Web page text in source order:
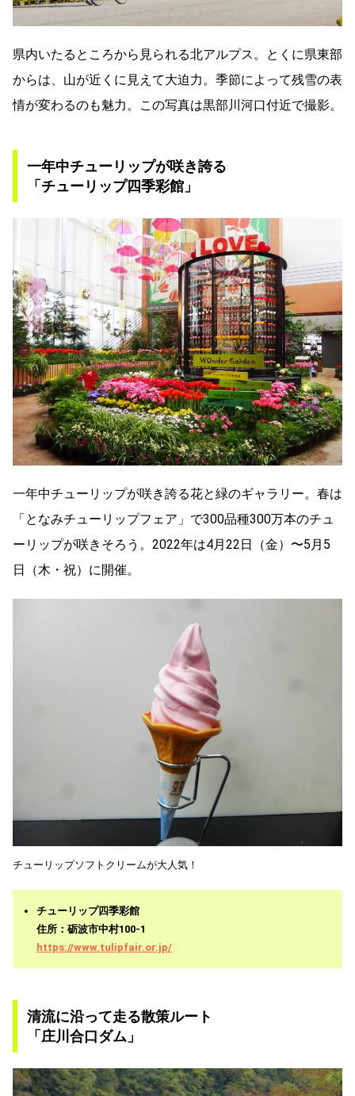
県内いたるところから見られる北アルプス。とくに県東部
からは、山が近くに見えて大迫力。季節によって残雪の表
情が変わるのも魅力。この写真は黒部川河口付近で撮影。
一年中チューリップが咲き誇る
「チューリップ四季彩館」
一年中チューリップが咲き誇る花と緑のギャラリー。春は
「となみチューリップフェア」で300品種300万本のチュ
ーリップが咲きそろう。2022年は4月22日（金）〜5月5
日（木・祝）に開催。
チューリップソフトクリームが大人気！
チューリップ四季彩館
住所：砺波市中村100-1
https://www.tulipfair.or.jp/
清流に沿って走る散策ルート
「庄川合口ダム」